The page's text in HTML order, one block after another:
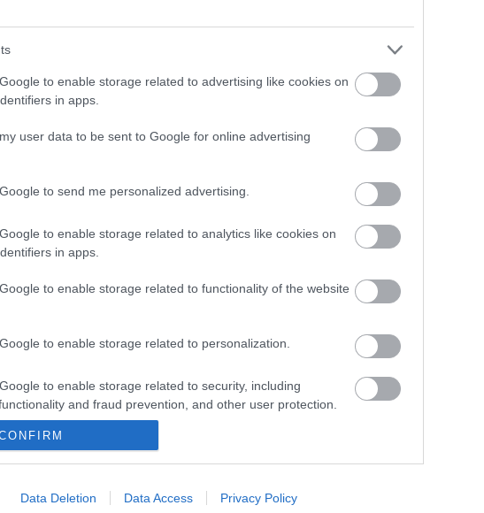
to enable storage related to advertising like cookies on
in apps.
user data to be sent to Google for online advertising
to send me personalized advertising.
to enable storage related to analytics like cookies on
in apps.
to enable storage related to functionality of the website
to enable storage related to personalization.
to enable storage related to security, including
and fraud prevention, and other user protection.
Data Deletion Data Access Privacy Policy
csomópont épül Angyalföldön
Hódmezővásárhely jó hírű
református iskoláját
Látványos építési szakasz indult